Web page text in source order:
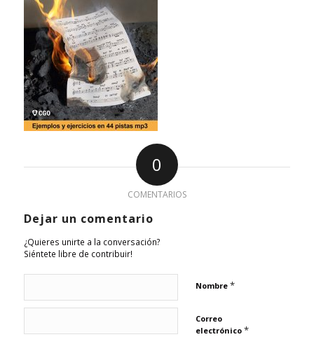
0
COMENTARIOS
Dejar un comentario
¿Quieres unirte a la conversación?
Siéntete libre de contribuir!
Nombre *
Correo
electrónico *